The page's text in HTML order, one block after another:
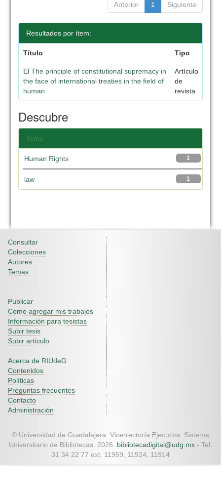
Anterior 1 Siguiente
Resultados por ítem:
Título Tipo
El The principle of constitutional supremacy in
the face of international treaties in the field of
human
Artículo
de
revista
Descubre
Tema
1
Human Rights
1
law
Consultar
Colecciones
Autores
Temas
Publicar
Como agregar mis trabajos
Información para tesistas
Subir tesis
Subir artículo
Acerca de RIUdeG
Contenidos
Políticas
Preguntas frecuentes
Contacto
Administración
© Universidad de Guadalajara. Vicerrectoría Ejecutiva. Sistema
Universitario de Bibliotecas. 2026. bibliotecadigital@udg.mx - Tel.
31 34 22 77 ext. 11959, 11924, 11914